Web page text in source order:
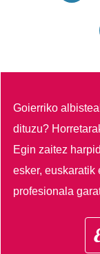
Goierriko
dituzu?
Egin zaitez
esker, euskaratik
profesionala